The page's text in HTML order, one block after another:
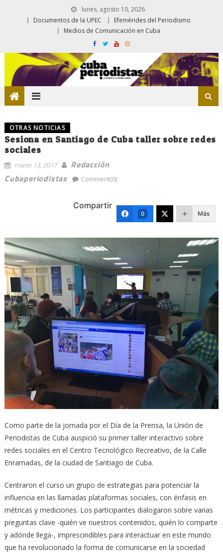
lunes, agosto 10, 2026
Documentos de la UPEC
Efemérides del Periodismo
Medios de Comunicación en Cuba
OTRAS NOTICIAS
Sesiona en Santiago de Cuba taller sobre redes
sociales
marzo 13, 2017
Redacción
Cubaperiodistas
Comment(0)
Compartir
0 Más
Como parte de la jornada por el Día de la Prensa, la Unión de
Periodistas de Cuba auspició su primer taller interactivo sobre
redes sociales en el Centro Tecnológico Recreativo, de la Calle
Enramadas, de la ciudad de Santiago de Cuba.
Centraron el curso un grupo de estrategias para potenciar la
influencia en las llamadas plataformas sociales, con énfasis en
métricas y mediciones. Los participantes dialogaron sobre varias
preguntas clave -quién ve nuestros contenidos, quién lo comparte
y adónde llega-, imprescindibles para interactuar en este mundo
que ha revolucionado la forma de comunicarse en la sociedad